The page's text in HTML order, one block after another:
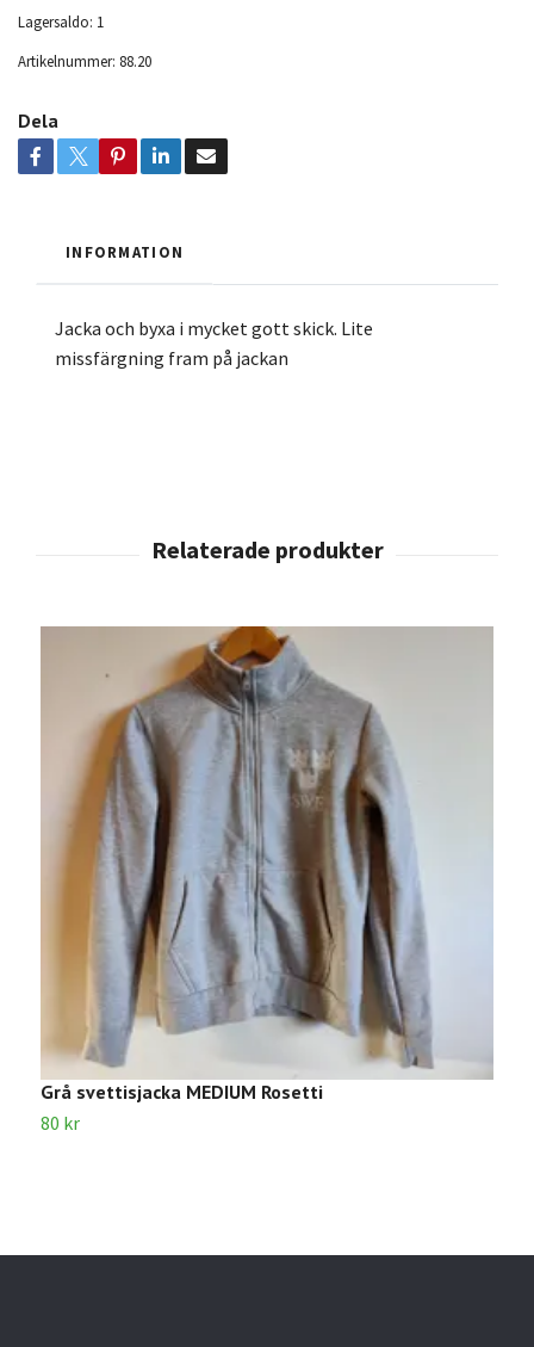
Lagersaldo: 1
Artikelnummer: 88.20
Dela
INFORMATION
Jacka och byxa i mycket gott skick. Lite
missfärgning fram på jackan
Grå svettisjacka MEDIUM Rosetti
80 kr